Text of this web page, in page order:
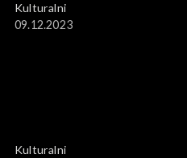
Kulturalni
09.12.2023
Kulturalni